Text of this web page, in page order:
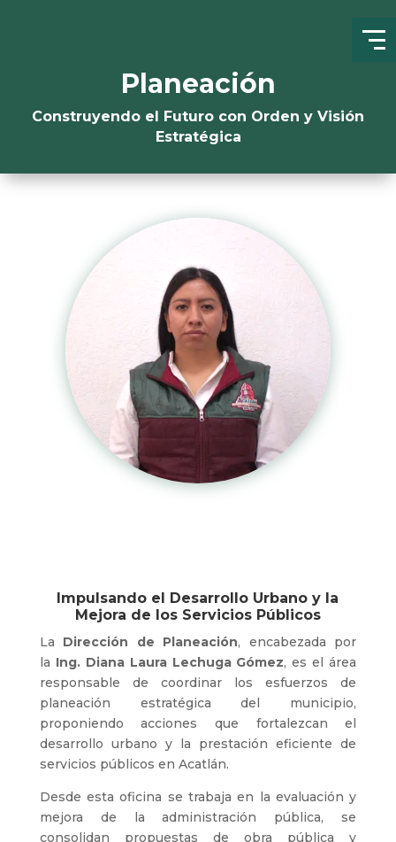
Planeación
Construyendo el Futuro con Orden y Visión
Estratégica
Impulsando el Desarrollo Urbano y la
Mejora de los Servicios Públicos
La Dirección de Planeación, encabezada por
la Ing. Diana Laura Lechuga Gómez, es el área
responsable de coordinar los esfuerzos de
planeación estratégica del municipio,
proponiendo acciones que fortalezcan el
desarrollo urbano y la prestación eficiente de
servicios públicos en Acatlán.
Desde esta oficina se trabaja en la evaluación y
mejora de la administración pública, se
consolidan propuestas de obra pública y